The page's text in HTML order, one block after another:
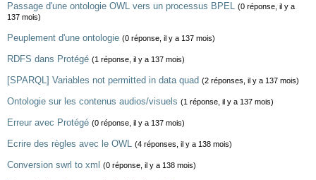
Passage d'une ontologie OWL vers un processus BPEL (0 réponse, il y a
137 mois)
Peuplement d'une ontologie (0 réponse, il y a 137 mois)
RDFS dans Protégé (1 réponse, il y a 137 mois)
[SPARQL] Variables not permitted in data quad (2 réponses, il y a 137 mois)
Ontologie sur les contenus audios/visuels (1 réponse, il y a 137 mois)
Erreur avec Protégé (0 réponse, il y a 137 mois)
Ecrire des règles avec le OWL (4 réponses, il y a 138 mois)
Conversion swrl to xml (0 réponse, il y a 138 mois)